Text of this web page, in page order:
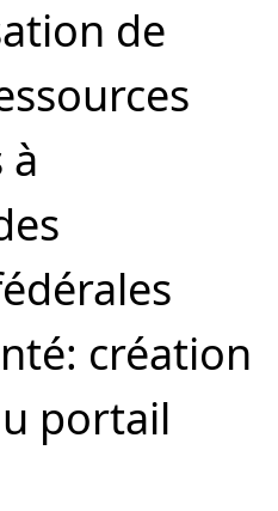
de
création
portail